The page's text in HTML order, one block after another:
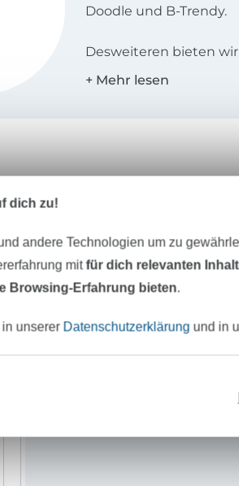
Doodle und B-Trendy.
Desweiteren bieten
den Landessprachen
Unser Tipp: Das
dich zu!
andere Technologien um zu
mitfür dich relevanten
Browsing-Erfahrung bieten.
unserer Datenschutzerklärung und in